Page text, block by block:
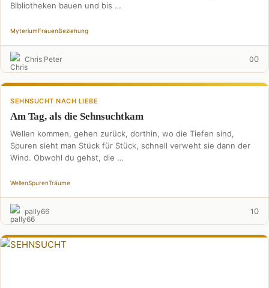
Bibliotheken bauen und bis …
MyteriumFrauenBeziehung
Chris Peter 00
SEHNSUCHT NACH LIEBE
Am Tag, als die Sehnsuchtkam
Wellen kommen, gehen zurück, dorthin, wo die Tiefen sind,
Spuren sieht man Stück für Stück, schnell verweht sie dann der
Wind. Obwohl du gehst, die …
WellenSpurenTräume
pally66 10